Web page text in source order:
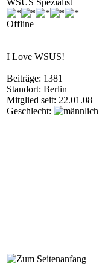
WSUS Spezialist
Offline
I Love WSUS!
Beiträge: 1381
Standort: Berlin
Mitglied seit: 22.01.08
Geschlecht: